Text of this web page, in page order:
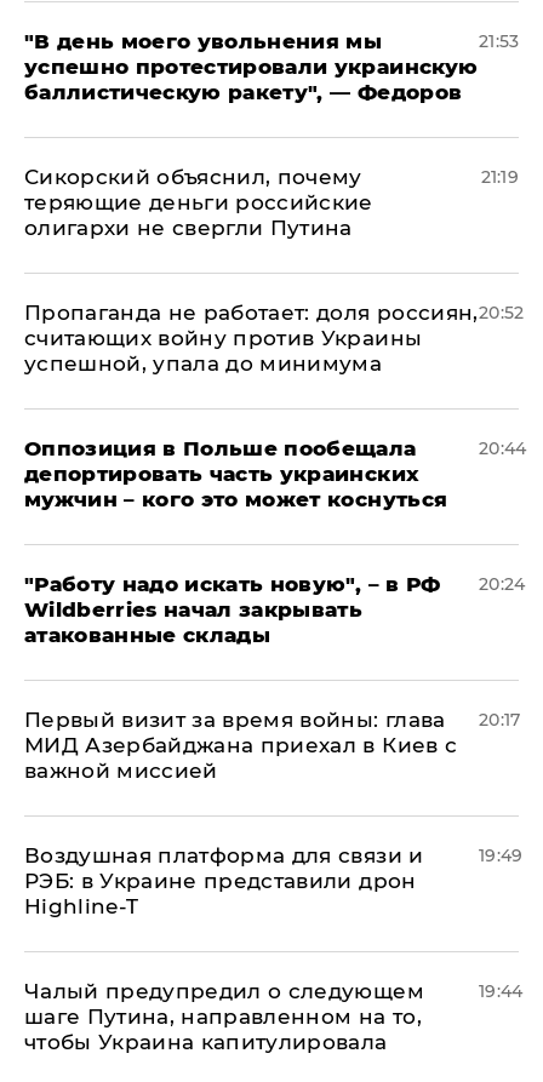
​"В день моего увольнения мы
успешно протестировали украинскую
баллистическую ракету", — Федоров
21:53
Сикорский объяснил, почему
теряющие деньги российские
олигархи не свергли Путина
21:19
​Пропаганда не работает: доля россиян,
считающих войну против Украины
успешной, упала до минимума
20:52
Оппозиция в Польше пообещала
депортировать часть украинских
мужчин – кого это может коснуться
20:44
"Работу надо искать новую", – в РФ
Wildberries начал закрывать
атакованные склады
20:24
Первый визит за время войны: глава
МИД Азербайджана приехал в Киев с
важной миссией
20:17
Воздушная платформа для связи и
РЭБ: в Украине представили дрон
Highline-T
19:49
Чалый предупредил о следующем
шаге Путина, направленном на то,
чтобы Украина капитулировала
19:44